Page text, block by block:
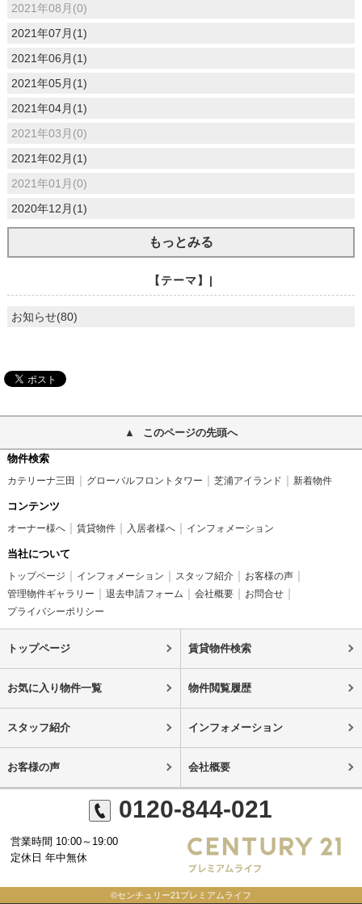
2021年08月(0)
2021年07月(1)
2021年06月(1)
2021年05月(1)
2021年04月(1)
2021年03月(0)
2021年02月(1)
2021年01月(0)
2020年12月(1)
もっとみる
【テーマ】|
お知らせ(80)
このページの先頭へ
物件検索
カテリーナ三田 グローバルフロントタワー 芝浦アイランド 新着物件
コンテンツ
オーナー様へ 賃貸物件 入居者様へ インフォメーション
当社について
トップページ インフォメーション スタッフ紹介
お客様の声
管理物件ギャラリー
退去申請フォーム 会社概要
お問合せ
プライバシーポリシー
トップページ 賃貸物件検索
お気に入り物件一覧 物件閲覧履歴
スタッフ紹介 インフォメーション
お客様の声 会社概要
0120-844-021
営業時間 10:00～19:00
定休日 年中無休
©センチュリー21プレミアムライフ